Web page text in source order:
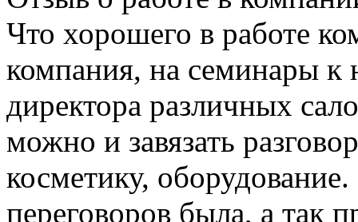
Что хорошего в работе
компания, на семинары к
директора различных
можно и завязать
косметику,
переговоров была, а так